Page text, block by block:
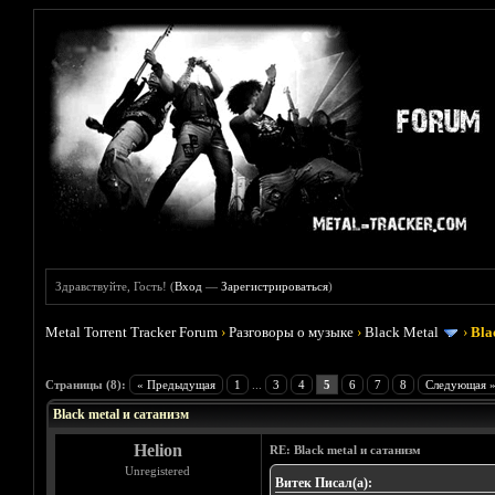
Здравствуйте, Гость! (Вход —Зарегистрироваться)
Metal Torrent Tracker Forum ›Разговоры о музыке ›Black Metal ›
Страницы (8): « Предыдущая 1 3 4 5 6 7 8 Следующая »
Голосов: 1 - Средняя оценка: 5
1
2
3
4
5
Black metal и сатанизм
Helion
Unregistered
RE: Black metal и сатанизм
Витек Писал(а):